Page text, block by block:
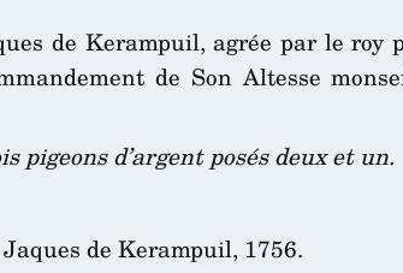
de Kerampuil, agrée par le roy
de Son Altesse
pigeons d’argent posés deux et un.
de Kerampuil, 1756.